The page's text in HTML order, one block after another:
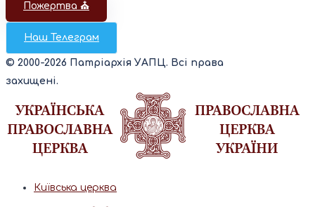
Пожертва ⛪️
Наш Телеграм
© 2000-2026 Патріархія УАПЦ. Всі права
захищені.
Київська церква